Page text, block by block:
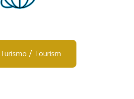
Turismo / Tourism